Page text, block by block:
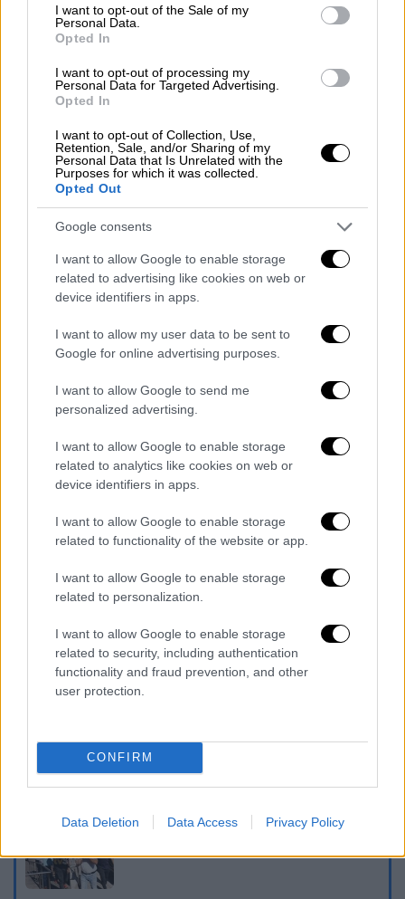
consent section.
I want to opt-out of the Sale of my
Personal Data.
Opted In
I want to opt-out of processing my
Personal Data for Targeted Advertising.
Opted In
I want to opt-out of Collection, Use,
Retention, Sale, and/or Sharing of my
Personal Data that Is Unrelated with the
Purposes for which it was collected.
Opted Out
Google consents
I want to allow Google to enable storage
related to advertising like cookies on web or
device identifiers in apps.
I want to allow my user data to be sent to
Google for online advertising purposes.
I want to allow Google to send me
personalized advertising.
I want to allow Google to enable storage
related to analytics like cookies on web or
device identifiers in apps.
I want to allow Google to enable storage
related to functionality of the website or app.
I want to allow Google to enable storage
related to personalization.
I want to allow Google to enable storage
related to security, including authentication
functionality and fraud prevention, and other
user protection.
CONFIRM
Data Deletion Data Access Privacy Policy
Ολοι βρίσκονται στον αέρα μετά την νέα
αγωνιστική αποτυχία της Παρί, από τον
τεχνικό διευθυντή Λεονάρντο και τον
προπονητή Μαουρίτσιο Ποτσετίνο, μέχρι και
τον Αλ Κελαϊφί, τον εκλεκτό της
ιδιοκτησίας. Ακόμη και οι οργανωμένοι
οπαδοί της ομάδας στράφηκαν εναντίον του
καθώς με ανακοίνωσή τους ξεκαθαρίζουν
πως πλέον δεν είναι ο κατάλληλος
άνθρωπος για να πάει το κλαμπ στο επόμενο
επίπεδο.
«Ζητούμε από όλους τους οπαδούς του
μας χωρίς βία. Δεν έχουμε κοντή μνήμη.
Γνωρίζουμε τι οφείλουμε στον πρόεδρο
Νασέρ Αλ-Κελαϊφί, δεν έχουμε τίποτα
προσωπικό απέναντί του, αλλά είναι
ξεκάθαρο πως δεν είναι ο σωστός άνθρωπος
για τη δουλειά. Η κατάσταση στο κλαμπ
απαιτεί μια ολική αναδιοργάνωση σε όλα τα
επίπεδα υπό την καθημερινή παρουσία ενός
προέδρου» ανέφεραν μεταξύ άλλων οι ultras
της Παρί στην ανακοίνωσή τους.
Σημειωτέον ότι ο πρόεδρος των Παριζιάνων
με τον ιδιοκτήτη της ομάδας, Ταμίμ Μπιν
Χαμάντ Αλ Τάνι, με τον οποίο θα συζητηθούν
οι ριζικές αλλαγές στον σύλλογο...
«Στέρεψε» η αγορά από πινακίδες
κυκλοφορίας: Χιλιάδες αυτοκίνητα
παραμένουν αταξινόμητα - Λύση αναζητά